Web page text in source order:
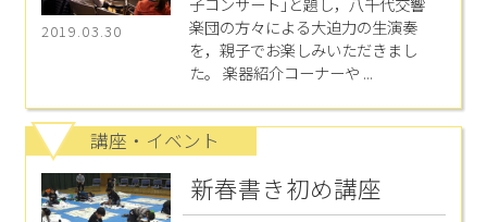
2019.03.30
楽団の方々による大迫力の生演奏
を，親子でお楽しみいただきまし
た。 楽器紹介コーナーや ...
講座・イベント
新春書き初め講座